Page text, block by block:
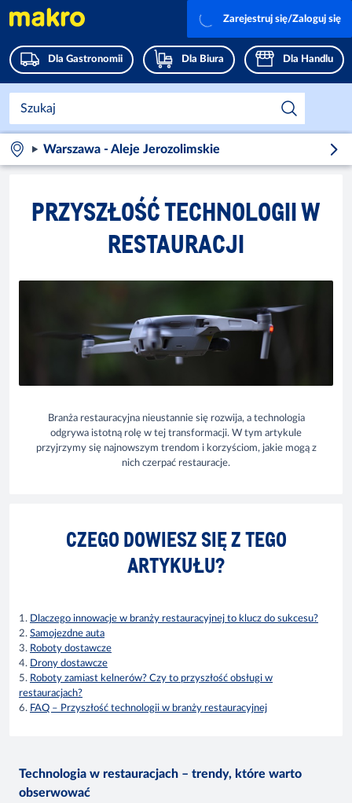
Dla Gastronomii Dla Biura Dla Handlu
Zarejestruj się/Zaloguj się
Warszawa - Aleje Jerozolimskie
PRZYSZŁOŚĆ TECHNOLOGII W
RESTAURACJI
Branża restauracyjna nieustannie się rozwija, a technologia
odgrywa istotną rolę w tej transformacji. W tym artykule
przyjrzymy się najnowszym trendom i korzyściom, jakie mogą z
nich czerpać restauracje.
CZEGO DOWIESZ SIĘ Z TEGO
ARTYKUŁU?
1. Dlaczego innowacje w branży restauracyjnej to klucz do sukcesu?
2. Samojezdne auta
3. Roboty dostawcze
4. Drony dostawcze
5. Roboty zamiast kelnerów? Czy to przyszłość obsługi w
restauracjach?
6. FAQ – Przyszłość technologii w branży restauracyjnej
Technologia w restauracjach – trendy, które warto
obserwować